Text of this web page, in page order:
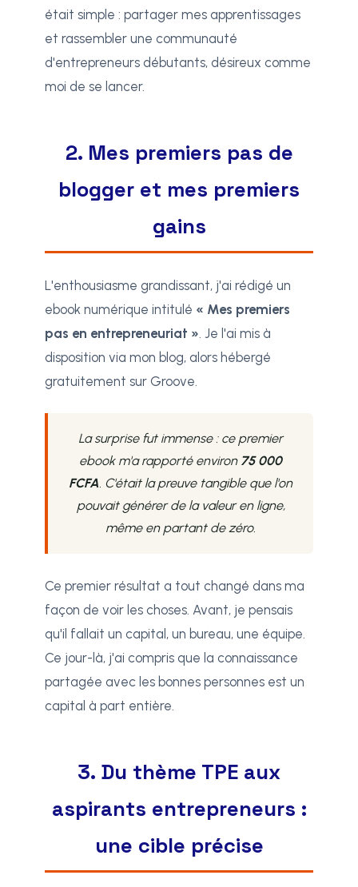
était simple : partager mes apprentissages
et rassembler une communauté
d'entrepreneurs débutants, désireux comme
moi de se lancer.
2. Mes premiers pas de
blogger et mes premiers
gains
L'enthousiasme grandissant, j'ai rédigé un
ebook numérique intitulé « Mes premiers
pas en entrepreneuriat ». Je l'ai mis à
disposition via mon blog, alors hébergé
gratuitement sur Groove.
La surprise fut immense : ce premier
ebook m'a rapporté environ 75 000
FCFA. C'était la preuve tangible que l'on
pouvait générer de la valeur en ligne,
même en partant de zéro.
Ce premier résultat a tout changé dans ma
façon de voir les choses. Avant, je pensais
qu'il fallait un capital, un bureau, une équipe.
Ce jour-là, j'ai compris que la connaissance
partagée avec les bonnes personnes est un
capital à part entière.
3. Du thème TPE aux
aspirants entrepreneurs :
une cible précise